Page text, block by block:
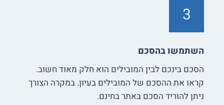
3
השתמשו בהסכם
הסכם בינכם לבין המובילים הוא חלק מאוד חשוב.
קראו את ההסכם של המובילים בעיון. במקרה הצורך
ניתן להוריד הסכם באתר בחינם.